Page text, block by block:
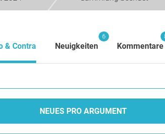
& Contra Neuigkeiten
6
Kommentare
NEUES PRO ARGUMENT